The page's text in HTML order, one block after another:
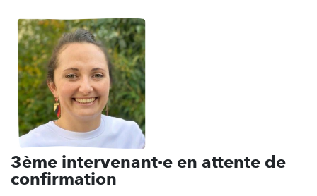
3ème intervenant·e en attente de
confirmation